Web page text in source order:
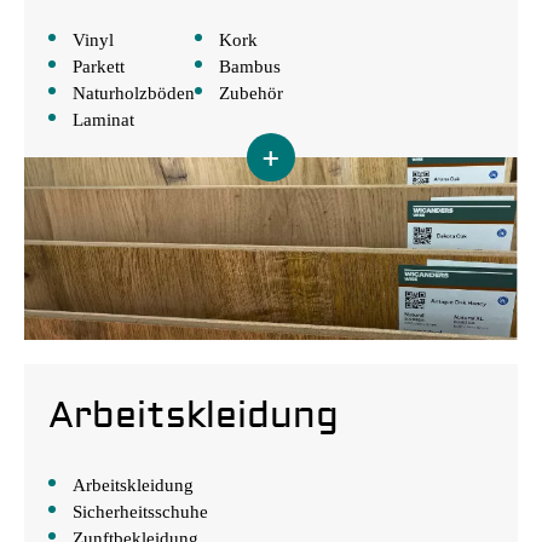
Vinyl
Parkett
Naturholzböden
Laminat
Kork
Bambus
Zubehör
+
Arbeitskleidung
Arbeitskleidung
Sicherheitsschuhe